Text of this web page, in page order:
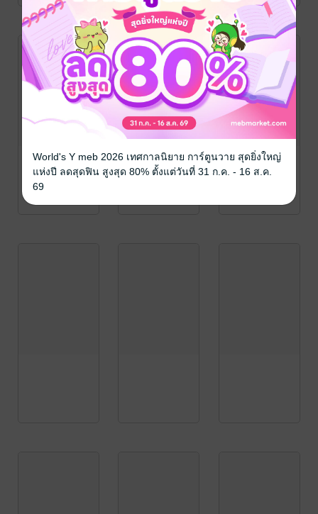
World's Y meb 2026 เทศกาลนิยาย การ์ตูนวาย สุดยิ่งใหญ่
แห่งปี ลดสุดฟิน สูงสุด 80% ตั้งแต่วันที่ 31 ก.ค. - 16 ส.ค.
69